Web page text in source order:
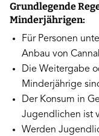
Grundlegende
Minderjährigen:
Für Personen
Anbau von
Die Weitergabe
Minderjährige
Der Konsum in
Jugendlichen ist
Werden